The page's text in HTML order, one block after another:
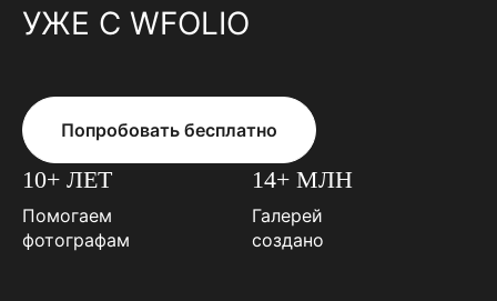
УЖЕ С WFOLIO
Попробовать бесплатно
10+ ЛЕТ
Помогаем
фотографам
14+ МЛН
Галерей
создано